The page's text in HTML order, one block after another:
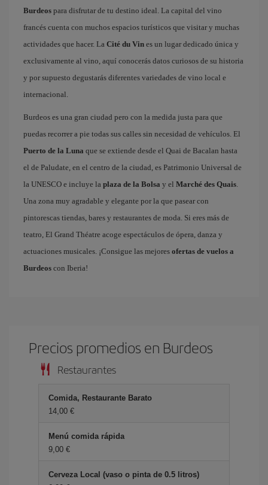
Burdeos para disfrutar de tu destino ideal. La capital del vino
francés cuenta con muchos espacios turísticos que visitar y muchas
actividades que hacer. La Cité du Vin es un lugar dedicado única y
exclusivamente al vino, aquí conocerás datos curiosos de su historia
y por supuesto degustarás diferentes variedades de vino local e
internacional.
Burdeos es una gran ciudad pero con la medida justa para que
puedas recorrer a pie todas sus calles sin necesidad de vehículos. El
Puerto de la Luna que se extiende desde el Quai de Bacalan hasta
el de Paludate, en el centro de la ciudad, es Patrimonio Universal de
la UNESCO e incluye la plaza de la Bolsa y el Marché des Quais.
Una zona muy agradable y elegante por la que pasear con
pintorescas tiendas, bares y restaurantes de moda. Si eres más de
teatro, El Grand Théatre acoge espectáculos de ópera, danza y
actuaciones musicales. ¡Consigue las mejores ofertas de vuelos a
Burdeos con Iberia!
Precios promedios en Burdeos
Restaurantes
Comida, Restaurante Barato
14,00 €
Menú comida rápida
9,00 €
Cerveza Local (vaso o pinta de 0.5 litros)